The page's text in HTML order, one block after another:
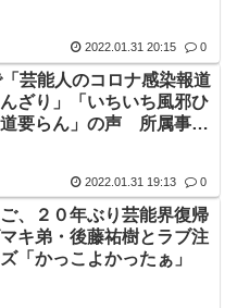
2022.01.31 20:15 0
芸能人のコロナ感染報道
ざり」「いちいち風邪ひ
要らん」の声 所属事務
2022.01.31 19:13 0
、２０年ぶり芸能界復帰
キ弟・後藤祐樹とラブ注
「かっこよかったぁ」